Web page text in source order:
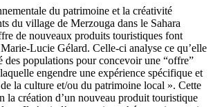
du patrimoine et la créativité
du village de Merzouga dans le Sahara
de nouveaux produits touristiques font
Lucie Gélard. Celle-ci analyse ce qu’elle
des populations pour concevoir une “offre”
engendre une expérience spécifique et
la culture et/ou du patrimoine local ». Cette
la création d’un nouveau produit touristique